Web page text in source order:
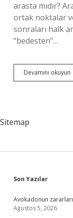
arasta mıdır?
ortak noktalar
sonraları halk
“bedesten”…
Devamını okuyun
Sitemap
Sidebar
Son Yazılar
Avokadonun
Ağustos 5, 2026